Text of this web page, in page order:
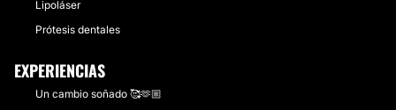
Lipoláser
Prótesis dentales
EXPERIENCIAS
Un cambio soñado 🥰🫶🏼